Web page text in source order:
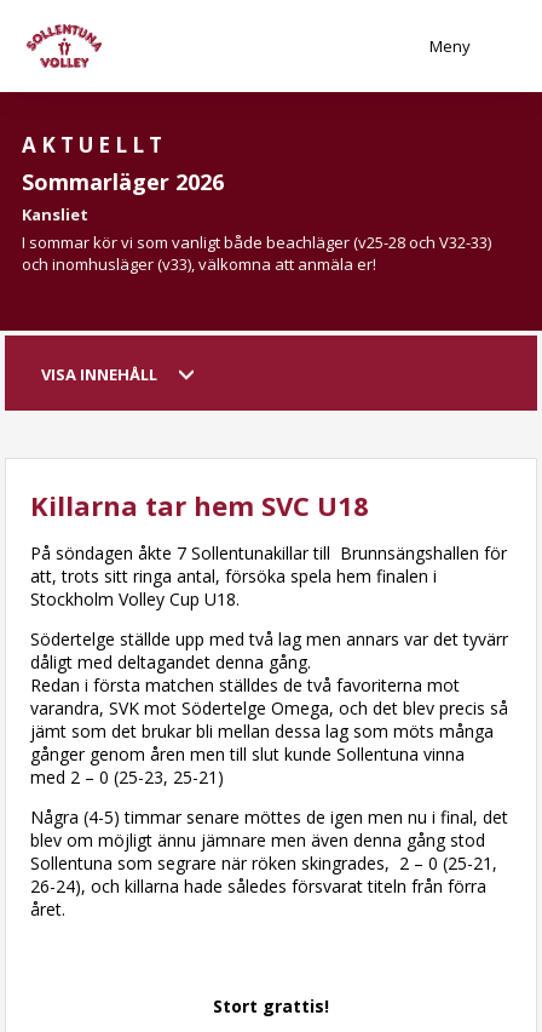
Meny
AKTUELLT
Sommarläger 2026
Kansliet
I sommar kör vi som vanligt både beachläger (v25-28 och V32-33)
och inomhusläger (v33), välkomna att anmäla er!
VISA INNEHÅLL
Killarna tar hem SVC U18
På söndagen åkte 7 Sollentunakillar till Brunnsängshallen för
att, trots sitt ringa antal, försöka spela hem finalen i
Stockholm Volley Cup U18.
Södertelge ställde upp med två lag men annars var det tyvärr
dåligt med deltagandet denna gång.
Redan i första matchen ställdes de två favoriterna mot
varandra, SVK mot Södertelge Omega, och det blev precis så
jämt som det brukar bli mellan dessa lag som möts många
gånger genom åren men till slut kunde Sollentuna vinna
med 2 – 0 (25-23, 25-21)
Några (4-5) timmar senare möttes de igen men nu i final, det
blev om möjligt ännu jämnare men även denna gång stod
Sollentuna som segrare när röken skingrades, 2 – 0 (25-21,
26-24), och killarna hade således försvarat titeln från förra
året.
Stort grattis!